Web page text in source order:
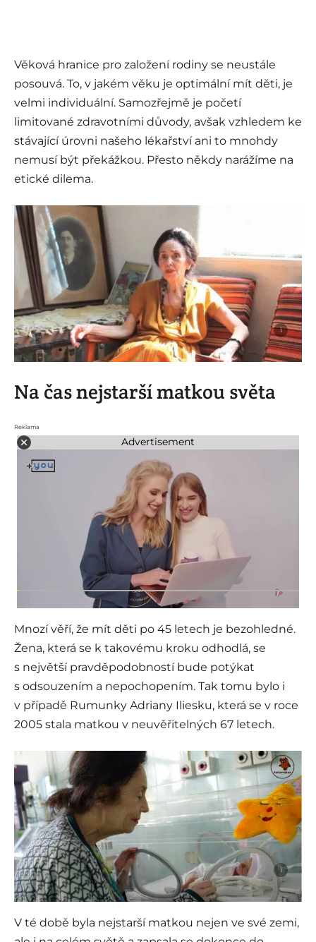
Věková hranice pro založení rodiny se neustále
posouvá. To, v jakém věku je optimální mít děti, je
velmi individuální. Samozřejmě je početí
limitované zdravotními důvody, avšak vzhledem ke
stávající úrovni našeho lékařství ani to mnohdy
nemusí být překážkou. Přesto někdy narážíme na
etické dilema.
i
Na čas nejstarší matkou světa
Reklama
Advertisement
Mnozí věří, že mít děti po 45 letech je bezohledné.
Žena, která se k takovému kroku odhodlá, se
s největší pravděpodobností bude potýkat
s odsouzením a nepochopením. Tak tomu bylo i
v případě Rumunky Adriany Iliesku, která se v roce
2005 stala matkou v neuvěřitelných 67 letech.
i
V té době byla nejstarší matkou nejen ve své zemi,